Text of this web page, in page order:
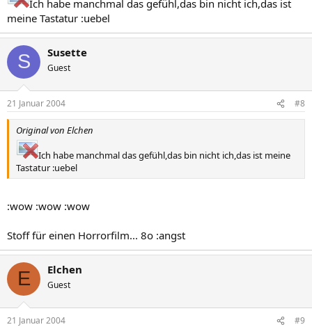
Ich habe manchmal das gefühl,das bin nicht ich,das ist
meine Tastatur :uebel
S Susette
Guest
21 Januar 2004 #8
Original von Elchen
Ich habe manchmal das gefühl,das bin nicht ich,das ist meine
Tastatur :uebel
:wow :wow :wow
Stoff für einen Horrorfilm... 8o :angst
E Elchen
Guest
21 Januar 2004 #9